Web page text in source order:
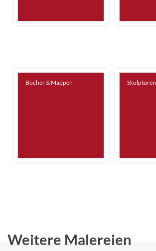
Bücher & Mappen Skulpturen
Weitere Malereien